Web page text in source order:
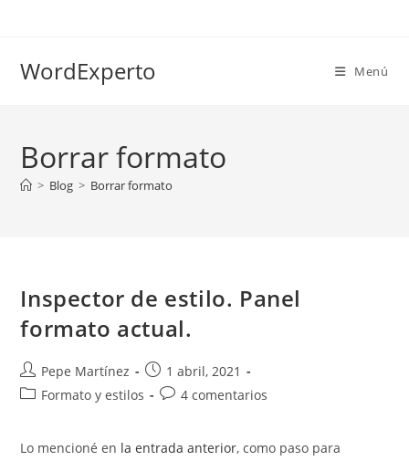
WordExperto Menú
Borrar formato
> Blog > Borrar formato
Inspector de estilo. Panel
formato actual.
Autor
de
Pepe Martínez
Publicación
de
1 abril, 2021
Categoría
entrada:
Formato y estilos
Comentarios
entrada:
4 comentarios
Lo mencioné en la entrada anterior, como paso para